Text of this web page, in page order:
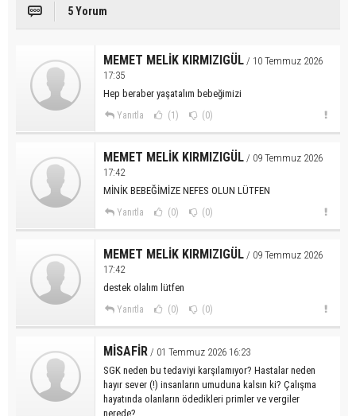
5 Yorum
MEMET MELİK KIRMIZIGÜL / 10 Temmuz 2026
17:35
Hep beraber yaşatalım bebeğimizi
Yanıtla (1) (0)
MEMET MELİK KIRMIZIGÜL / 09 Temmuz 2026
17:42
MİNİK BEBEĞİMİZE NEFES OLUN LÜTFEN
Yanıtla (0) (0)
MEMET MELİK KIRMIZIGÜL / 09 Temmuz 2026
17:42
destek olalım lütfen
Yanıtla (0) (0)
MİSAFİR / 01 Temmuz 2026 16:23
SGK neden bu tedaviyi karşılamıyor? Hastalar neden
hayır sever (!) insanların umuduna kalsın ki? Çalışma
hayatında olanların ödedikleri primler ve vergiler
nerede?